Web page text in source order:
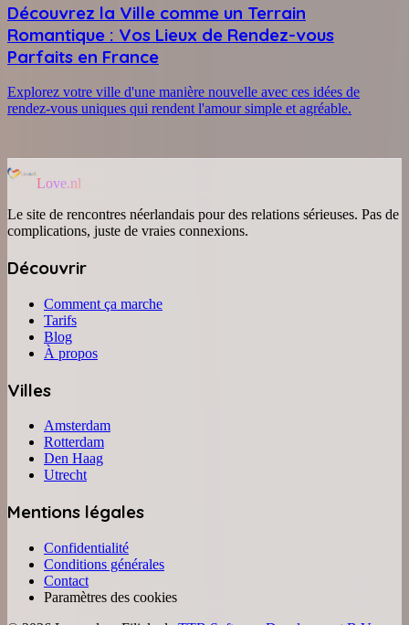
Découvrez la Ville comme un Terrain
Romantique : Vos Lieux de Rendez-vous
Parfaits en France
Explorez votre ville d'une manière nouvelle avec ces idées de
rendez-vous uniques qui rendent l'amour simple et agréable.
Love.nl
Le site de rencontres néerlandais pour des relations sérieuses. Pas de
complications, juste de vraies connexions.
Découvrir
Comment ça marche
Tarifs
Blog
À propos
Villes
Amsterdam
Rotterdam
Den Haag
Utrecht
Mentions légales
Confidentialité
Conditions générales
Contact
Paramètres des cookies